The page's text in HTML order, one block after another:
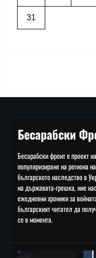
31
Бесарабски
Бесарабски фронт е проект
популяризиране на региона
българското наследство в
на държавата-грешка, ние
ежедневни хроники за
българският читател да
се в момента.